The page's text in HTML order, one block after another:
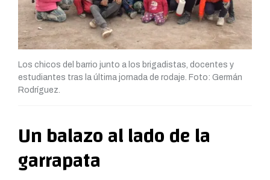
Los chicos del barrio junto a los brigadistas, docentes y
estudiantes tras la última jornada de rodaje. Foto: Germán
Rodríguez.
Un balazo al lado de la
garrapata